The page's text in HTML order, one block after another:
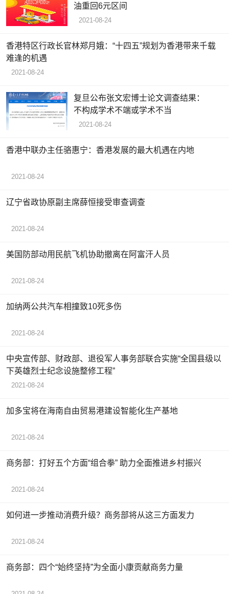
油重回6元区间
2021-08-24
香港特区行政长官林郑月娥：“十四五”规划为香港带来千载
难逢的机遇
2021-08-24
复旦公布张文宏博士论文调查结果：
不构成学术不端或学术不当
2021-08-24
香港中联办主任骆惠宁：香港发展的最大机遇在内地
2021-08-24
辽宁省政协原副主席薛恒接受审查调查
2021-08-24
美国防部动用民航飞机协助撤离在阿富汗人员
2021-08-24
加纳两公共汽车相撞致10死多伤
2021-08-24
中央宣传部、财政部、退役军人事务部联合实施“全国县级以
下英雄烈士纪念设施整修工程”
2021-08-24
加多宝将在海南自由贸易港建设智能化生产基地
2021-08-24
商务部：打好五个方面“组合拳” 助力全面推进乡村振兴
2021-08-24
如何进一步推动消费升级？商务部将从这三方面发力
2021-08-24
商务部：四个“始终坚持”为全面小康贡献商务力量